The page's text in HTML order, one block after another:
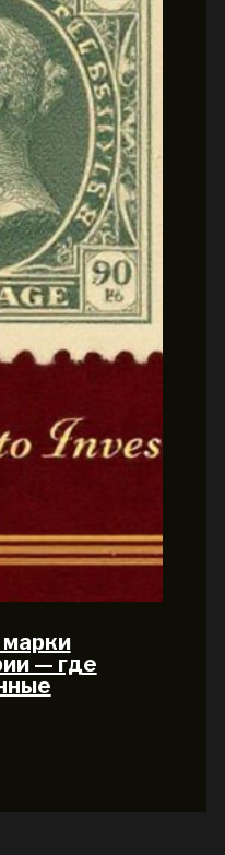
— где